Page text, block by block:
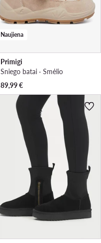
Naujiena
Primigi
Sniego batai · Smėlio
89,99€